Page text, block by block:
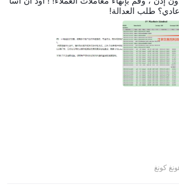
طلب العدالة!
كونغ